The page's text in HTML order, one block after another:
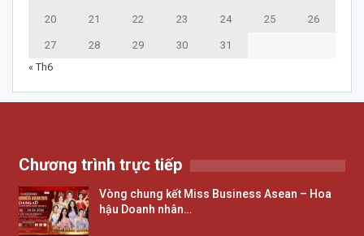
20 21 22 23 24 25 26
27 28 29 30
31
« Th6
Chương trình trực tiếp
Vòng chung kết Miss Business Asean – Hoa
hậu Doanh nhân…